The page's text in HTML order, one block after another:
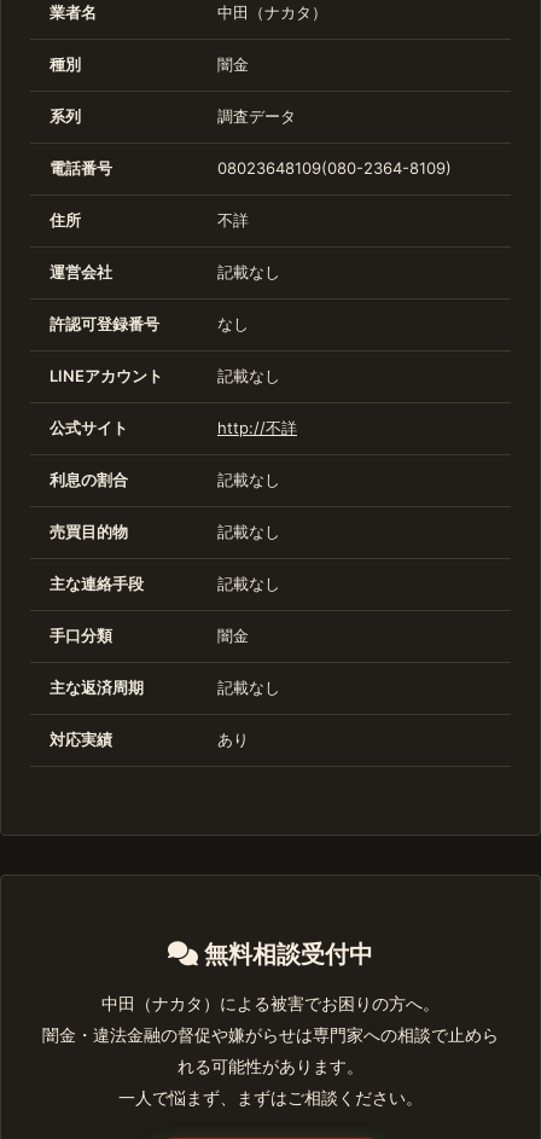
業者名 中田（ナカタ）
種別 闇金
系列 調査データ
電話番号 08023648109(080-2364-8109)
住所 不詳
運営会社 記載なし
許認可登録番号 なし
LINEアカウント 記載なし
公式サイト http://不詳
利息の割合 記載なし
売買目的物 記載なし
主な連絡手段 記載なし
手口分類 闇金
主な返済周期 記載なし
対応実績 あり
無料相談受付中
中田（ナカタ）による被害でお困りの方へ。
闇金・違法金融の督促や嫌がらせは専門家への相談で止めら
れる可能性があります。
一人で悩まず、まずはご相談ください。